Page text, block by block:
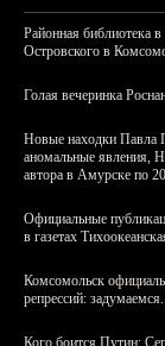
Районная библиотека
Островского в
Голая вечеринка
Новые находки Павла
аномальные явления,
автора в Амурске по
Официальные
в газетах
Комсомольск
репрессий:
Кого боится Путин: